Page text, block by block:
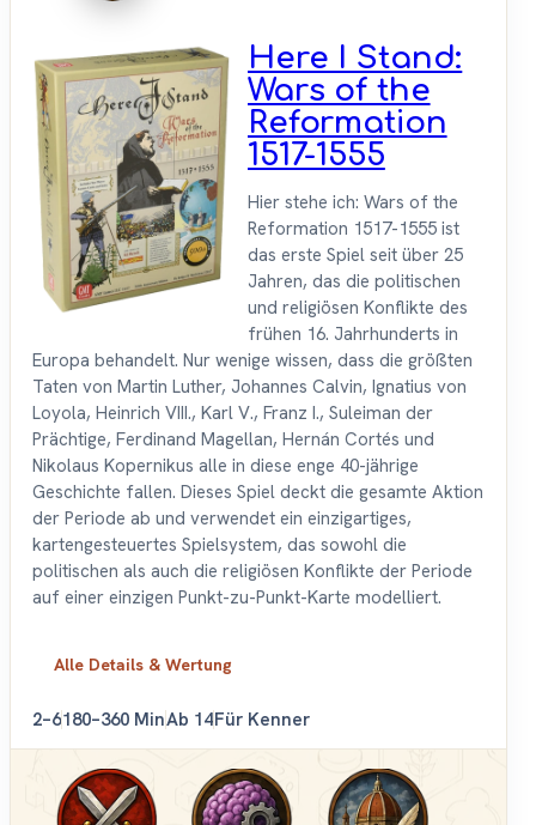
Here I Stand:
Wars of the
Reformation
1517-1555
Hier stehe ich: Wars of the
Reformation 1517-1555 ist
das erste Spiel seit über 25
Jahren, das die politischen
und religiösen Konflikte des
frühen 16. Jahrhunderts in
Europa behandelt. Nur wenige wissen, dass die größten
Taten von Martin Luther, Johannes Calvin, Ignatius von
Loyola, Heinrich VIII., Karl V., Franz I., Suleiman der
Prächtige, Ferdinand Magellan, Hernán Cortés und
Nikolaus Kopernikus alle in diese enge 40-jährige
Geschichte fallen. Dieses Spiel deckt die gesamte Aktion
der Periode ab und verwendet ein einzigartiges,
kartengesteuertes Spielsystem, das sowohl die
politischen als auch die religiösen Konflikte der Periode
auf einer einzigen Punkt-zu-Punkt-Karte modelliert.
Alle Details & Wertung
2–6180–360 MinAb 14Für Kenner